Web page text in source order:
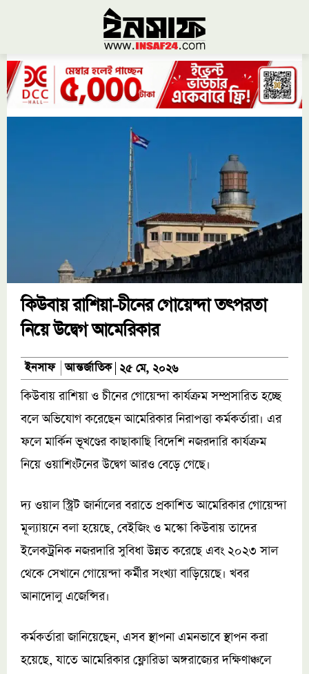
কিউবায় রাশিয়া-চীনের গোয়েন্দা তৎপরতা
নিয়ে উদ্বেগ আমেরিকার
ইনসাফ আন্তর্জাতিক ২৫ মে, ২০২৬
কিউবায় রাশিয়া ও চীনের গোয়েন্দা কার্যক্রম সম্প্রসারিত হচ্ছে
বলে অভিযোগ করেছেন আমেরিকার নিরাপত্তা কর্মকর্তারা। এর
ফলে মার্কিন ভূখণ্ডের কাছাকাছি বিদেশি নজরদারি কার্যক্রম
নিয়ে ওয়াশিংটনের উদ্বেগ আরও বেড়ে গেছে।
দ্য ওয়াল স্ট্রিট জার্নালের বরাতে প্রকাশিত আমেরিকার গোয়েন্দা
মূল্যায়নে বলা হয়েছে, বেইজিং ও মস্কো কিউবায় তাদের
ইলেকট্রনিক নজরদারি সুবিধা উন্নত করেছে এবং ২০২৩ সাল
থেকে সেখানে গোয়েন্দা কর্মীর সংখ্যা বাড়িয়েছে। খবর
আনাদোলু এজেন্সির।
কর্মকর্তারা জানিয়েছেন, এসব স্থাপনা এমনভাবে স্থাপন করা
হয়েছে, যাতে আমেরিকার ফ্লোরিডা অঙ্গরাজ্যের দক্ষিণাঞ্চলে